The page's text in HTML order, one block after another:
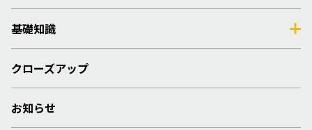
基礎知識
クローズアップ
お知らせ